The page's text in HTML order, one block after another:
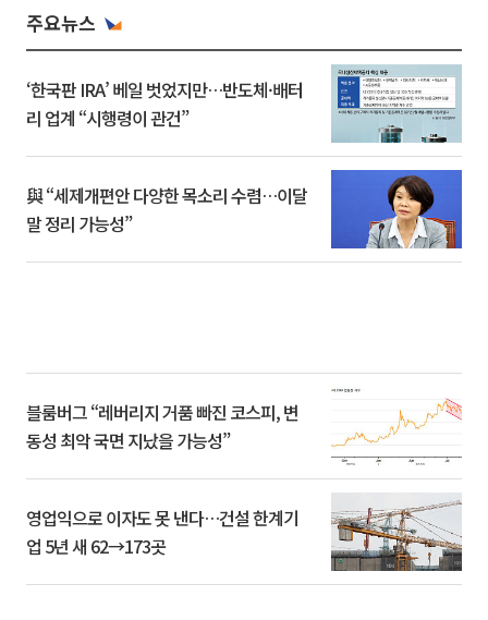
주요뉴스
‘한국판 IRA’ 베일 벗었지만…반도체·배터
리 업계 “시행령이 관건”
與 “세제개편안 다양한 목소리 수렴…이달
말 정리 가능성”
블룸버그 “레버리지 거품 빠진 코스피, 변
동성 최악 국면 지났을 가능성”
영업익으로 이자도 못 낸다…건설 한계기
업 5년 새 62→173곳